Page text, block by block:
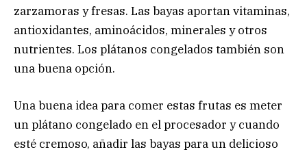
zarzamoras y fresas. Las bayas aportan vitaminas,
antioxidantes, aminoácidos, minerales y otros
nutrientes. Los plátanos congelados también son
una buena opción.
Una buena idea para comer estas frutas es meter
un plátano congelado en el procesador y cuando
esté cremoso, añadir las bayas para un delicioso